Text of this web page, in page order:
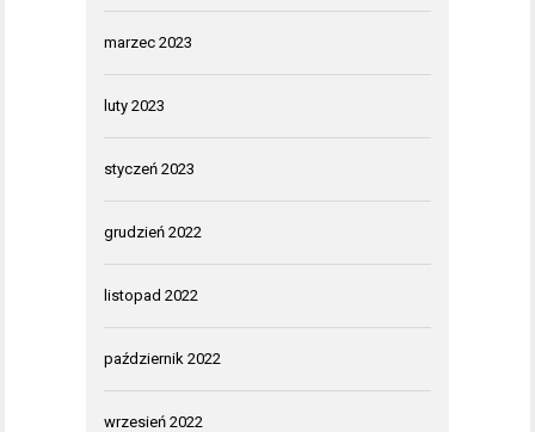
marzec 2023
luty 2023
styczeń 2023
grudzień 2022
listopad 2022
październik 2022
wrzesień 2022